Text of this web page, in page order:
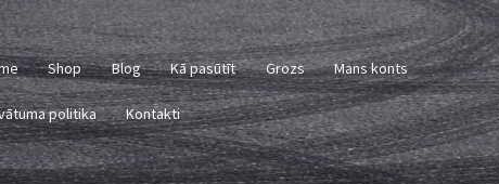
Shop Blog Kā pasūtīt Grozs Mans konts
politika Kontakti